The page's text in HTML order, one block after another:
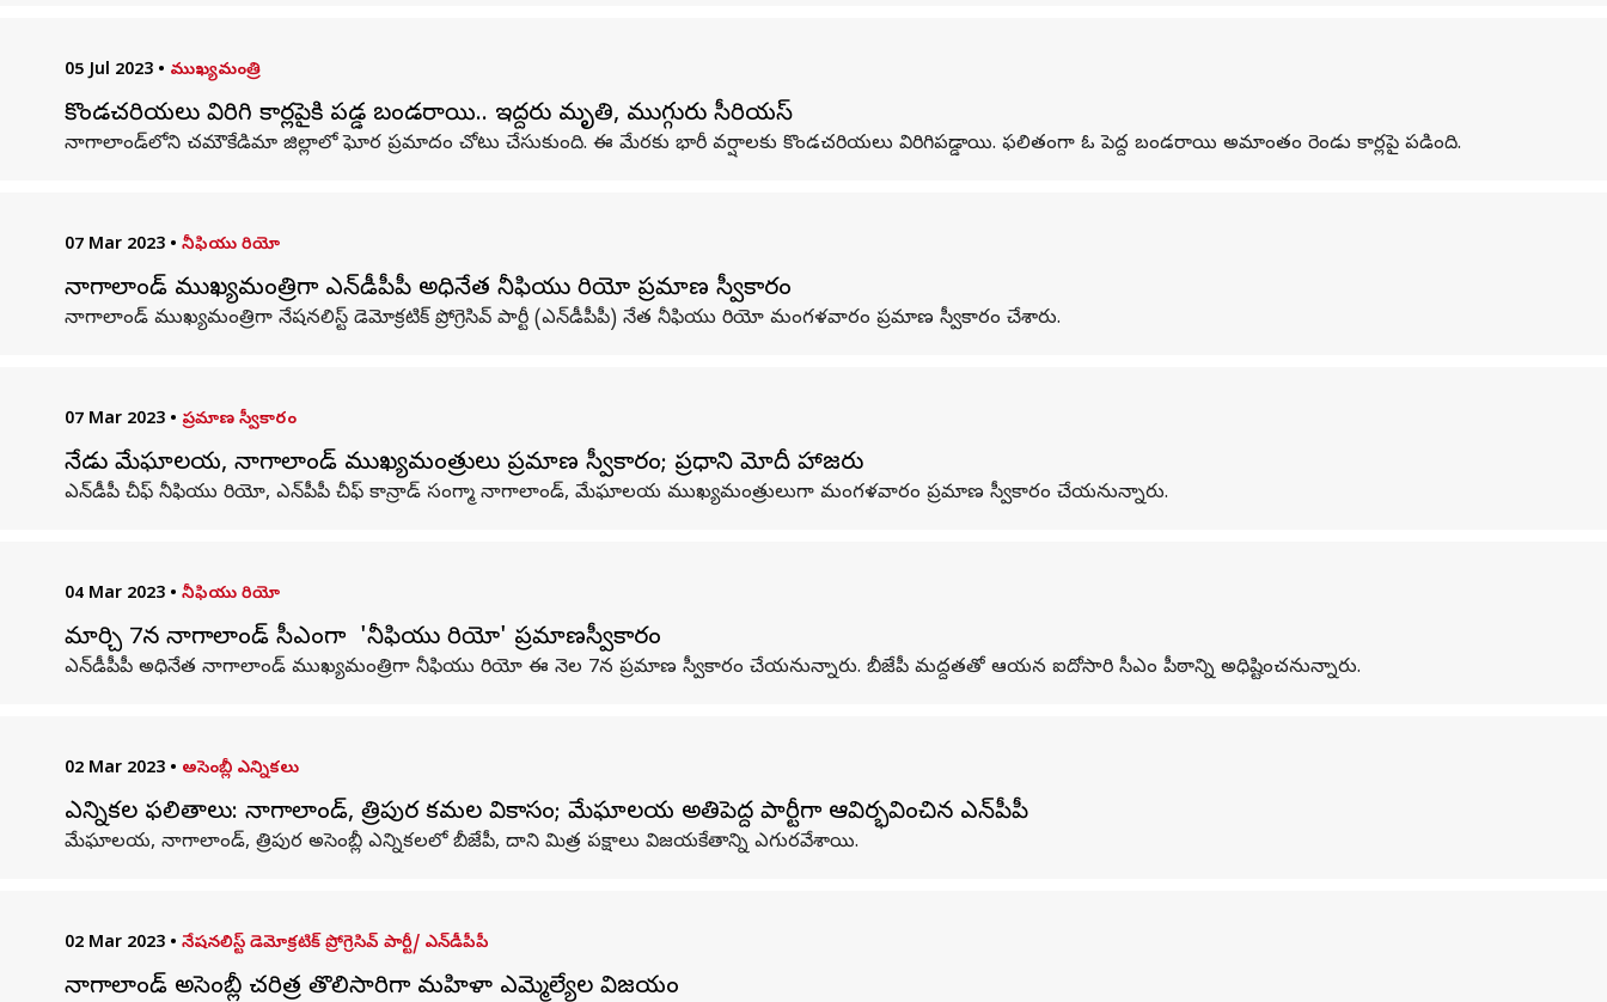
05 Jul 2023 • ముఖ్యమంత్రి
కొండచరియలు విరిగి కార్లపైకి పడ్డ బండరాయి.. ఇద్దరు మృతి, ముగ్గురు సీరియస్
నాగాలాండ్‌లోని చమౌకేడిమా జిల్లాలో ఘోర ప్రమాదం చోటు చేసుకుంది. ఈ మేరకు భారీ వర్షాలకు కొండచరియలు విరిగిపడ్డాయి. ఫలితంగా ఓ పెద్ద బండరాయి అమాంతం రెండు కార్లపై పడింది.
07 Mar 2023 • నీఫియు రియో
నాగాలాండ్ ముఖ్యమంత్రిగా ఎన్‌డీపీపీ అధినేత నీఫియు రియో ​​ప్రమాణ స్వీకారం
నాగాలాండ్ ముఖ్యమంత్రిగా నేషనలిస్ట్ డెమోక్రటిక్ ప్రోగ్రెసివ్ పార్టీ (ఎన్‌డీపీపీ) నేత నీఫియు రియో ​​మంగళవారం ప్రమాణ స్వీకారం చేశారు.
07 Mar 2023 • ప్రమాణ స్వీకారం
నేడు మేఘాలయ, నాగాలాండ్ ముఖ్యమంత్రులు ప్రమాణ స్వీకారం; ప్రధాని మోదీ హాజరు
ఎన్‌డీపీ చీఫ్ నీఫియు రియో, ఎన్‌పీపీ చీఫ్ కాన్రాడ్ సంగ్మా నాగాలాండ్, మేఘాలయ ముఖ్యమంత్రులుగా మంగళవారం ప్రమాణ స్వీకారం చేయనున్నారు.
04 Mar 2023 • నీఫియు రియో
మార్చి 7న నాగాలాండ్ సీఎంగా ​​ 'నీఫియు రియో' ప్రమాణస్వీకారం
ఎన్‌డీపీపీ అధినేత నాగాలాండ్ ముఖ్యమంత్రిగా నీఫియు రియో ఈ నెల 7న ప్రమాణ స్వీకారం చేయనున్నారు. బీజేపీ మద్దతతో ఆయన ఐదోసారి సీఎం పీఠాన్ని అధిష్టించనున్నారు.
02 Mar 2023 • అసెంబ్లీ ఎన్నికలు
ఎన్నికల ఫలితాలు: నాగాలాండ్, త్రిపురలో కమల వికాసం; మేఘాలయలో అతిపెద్ద పార్టీగా ఆవిర్భవించిన ఎన్‌పీపీ
మేఘాలయ, నాగాలాండ్, త్రిపుర అసెంబ్లీ ఎన్నికలలో బీజేపీ, దాని మిత్ర పక్షాలు విజయకేతాన్ని ఎగురవేశాయి.
02 Mar 2023 • నేషనలిస్ట్ డెమోక్రటిక్ ప్రోగ్రెసివ్ పార్టీ/ ఎన్‌డీపీపీ
నాగాలాండ్ అసెంబ్లీ చరిత్రలో తొలిసారిగా మహిళా ఎమ్మెల్యేల విజయం